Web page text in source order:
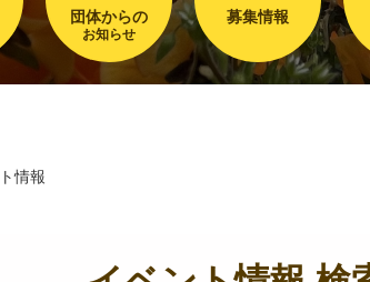
団体からの
お知らせ
募集情報
情報